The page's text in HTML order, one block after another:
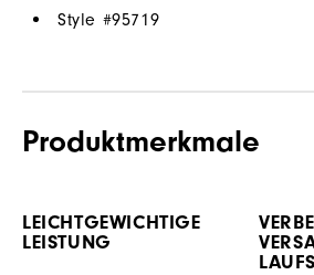
Style #95719
Produktmerkmale
LEICHTGEWICHTIGE
LEISTUNG